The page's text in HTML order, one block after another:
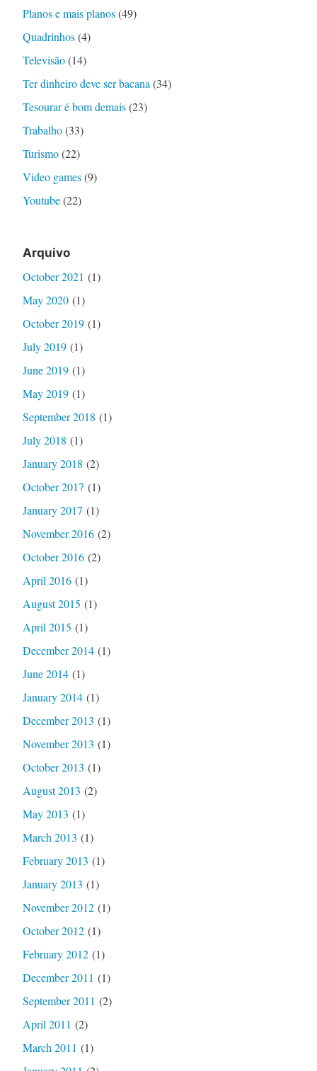
Planos e mais planos(49)
Quadrinhos(4)
Televisão(14)
Ter dinheiro deve ser bacana (34)
Tesourar é bom demais(23)
Trabalho(33)
Turismo(22)
Video games(9)
Youtube(22)
Arquivo
October 2021 (1)
May 2020(1)
October 2019(1)
July 2019(1)
June 2019(1)
May 2019(1)
September 2018 (1)
July 2018 (1)
January 2018 (2)
October 2017 (1)
January 2017 (1)
November 2016(2)
October 2016(2)
April 2016(1)
August 2015 (1)
April 2015 (1)
December 2014(1)
June 2014(1)
January 2014(1)
December 2013 (1)
November 2013 (1)
October 2013 (1)
August 2013 (2)
May 2013 (1)
March 2013 (1)
February 2013 (1)
January 2013 (1)
November 2012(1)
October 2012(1)
February 2012(1)
December 2011 (1)
September 2011 (2)
April 2011 (2)
March 2011 (1)